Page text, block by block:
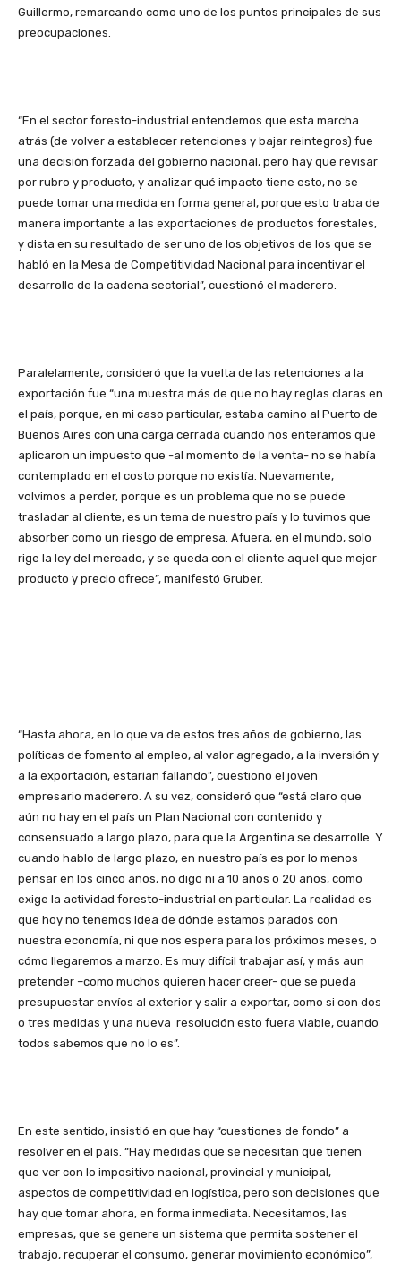
Guillermo, remarcando como uno de los puntos principales de sus
preocupaciones.
“En el sector foresto-industrial entendemos que esta marcha
atrás (de volver a establecer retenciones y bajar reintegros) fue
una decisión forzada del gobierno nacional, pero hay que revisar
por rubro y producto, y analizar qué impacto tiene esto, no se
puede tomar una medida en forma general, porque esto traba de
manera importante a las exportaciones de productos forestales,
y dista en su resultado de ser uno de los objetivos de los que se
habló en la Mesa de Competitividad Nacional para incentivar el
desarrollo de la cadena sectorial”, cuestionó el maderero.
Paralelamente, consideró que la vuelta de las retenciones a la
exportación fue “una muestra más de que no hay reglas claras en
el país, porque, en mi caso particular, estaba camino al Puerto de
Buenos Aires con una carga cerrada cuando nos enteramos que
aplicaron un impuesto que -al momento de la venta- no se había
contemplado en el costo porque no existía. Nuevamente,
volvimos a perder, porque es un problema que no se puede
trasladar al cliente, es un tema de nuestro país y lo tuvimos que
absorber como un riesgo de empresa. Afuera, en el mundo, solo
rige la ley del mercado, y se queda con el cliente aquel que mejor
producto y precio ofrece”, manifestó Gruber.
“Hasta ahora, en lo que va de estos tres años de gobierno, las
políticas de fomento al empleo, al valor agregado, a la inversión y
a la exportación, estarían fallando”, cuestiono el joven
empresario maderero. A su vez, consideró que “está claro que
aún no hay en el país un Plan Nacional con contenido y
consensuado a largo plazo, para que la Argentina se desarrolle. Y
cuando hablo de largo plazo, en nuestro país es por lo menos
pensar en los cinco años, no digo ni a 10 años o 20 años, como
exige la actividad foresto-industrial en particular. La realidad es
que hoy no tenemos idea de dónde estamos parados con
nuestra economía, ni que nos espera para los próximos meses, o
cómo llegaremos a marzo. Es muy difícil trabajar así, y más aun
pretender –como muchos quieren hacer creer- que se pueda
presupuestar envíos al exterior y salir a exportar, como si con dos
o tres medidas y una nueva resolución esto fuera viable, cuando
todos sabemos que no lo es”.
En este sentido, insistió en que hay “cuestiones de fondo” a
resolver en el país. “Hay medidas que se necesitan que tienen
que ver con lo impositivo nacional, provincial y municipal,
aspectos de competitividad en logística, pero son decisiones que
hay que tomar ahora, en forma inmediata. Necesitamos, las
empresas, que se genere un sistema que permita sostener el
trabajo, recuperar el consumo, generar movimiento económico”,